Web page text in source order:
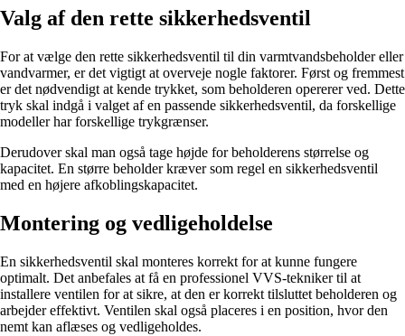
Valg af den rette sikkerhedsventil
For at vælge den rette sikkerhedsventil til din varmtvandsbeholder eller
vandvarmer, er det vigtigt at overveje nogle faktorer. Først og fremmest
er det nødvendigt at kende trykket, som beholderen opererer ved. Dette
tryk skal indgå i valget af en passende sikkerhedsventil, da forskellige
modeller har forskellige trykgrænser.
Derudover skal man også tage højde for beholderens størrelse og
kapacitet. En større beholder kræver som regel en sikkerhedsventil
med en højere afkoblingskapacitet.
Montering og vedligeholdelse
En sikkerhedsventil skal monteres korrekt for at kunne fungere
optimalt. Det anbefales at få en professionel VVS-tekniker til at
installere ventilen for at sikre, at den er korrekt tilsluttet beholderen og
arbejder effektivt. Ventilen skal også placeres i en position, hvor den
nemt kan aflæses og vedligeholdes.